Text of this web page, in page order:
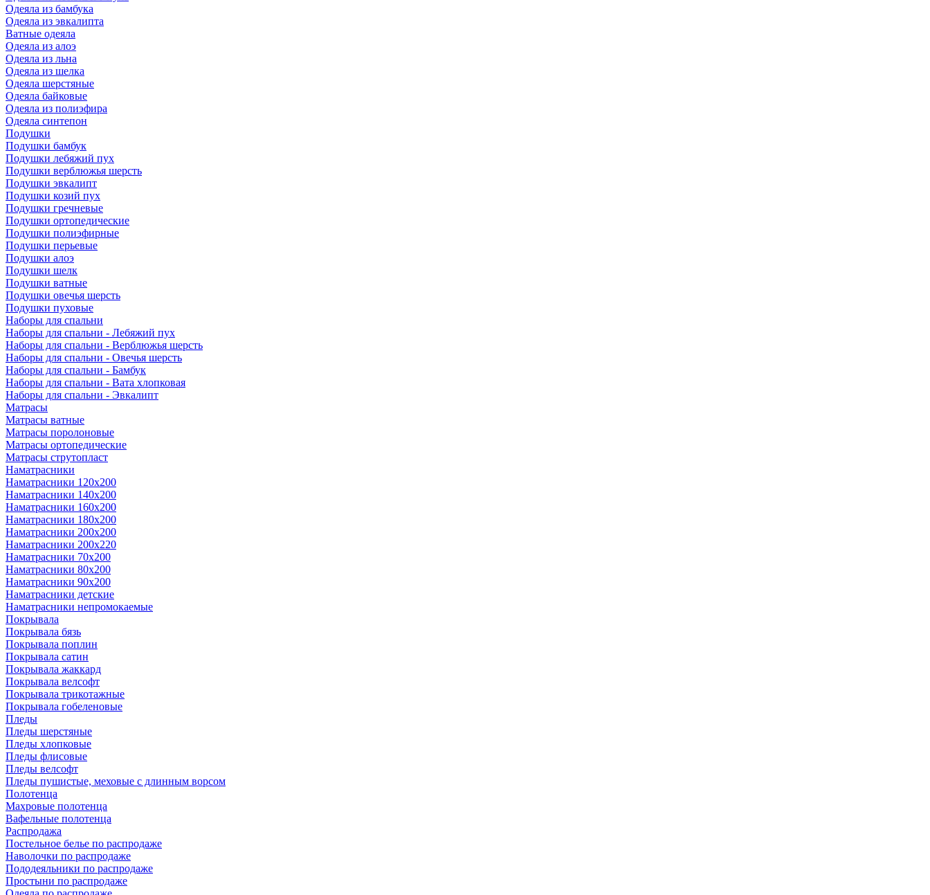
Одеяла из бамбука
Одеяла из эвкалипта
Ватные одеяла
Одеяла из алоэ
Одеяла из льна
Одеяла из шелка
Одеяла шерстяные
Одеяла байковые
Одеяла из полиэфира
Одеяла синтепон
Подушки
Подушки бамбук
Подушки лебяжий пух
Подушки верблюжья шерсть
Подушки эвкалипт
Подушки козий пух
Подушки гречневые
Подушки ортопедические
Подушки полиэфирные
Подушки перьевые
Подушки алоэ
Подушки шелк
Подушки ватные
Подушки овечья шерсть
Подушки пуховые
Наборы для спальни
Наборы для спальни - Лебяжий пух
Наборы для спальни - Верблюжья шерсть
Наборы для спальни - Овечья шерсть
Наборы для спальни - Бамбук
Наборы для спальни - Вата хлопковая
Наборы для спальни - Эвкалипт
Матрасы
Матрасы ватные
Матрасы поролоновые
Матрасы ортопедические
Матрасы струтопласт
Наматрасники
Наматрасники 120х200
Наматрасники 140х200
Наматрасники 160х200
Наматрасники 180х200
Наматрасники 200х200
Наматрасники 200х220
Наматрасники 70х200
Наматрасники 80х200
Наматрасники 90х200
Наматрасники детские
Наматрасники непромокаемые
Покрывала
Покрывала бязь
Покрывала поплин
Покрывала сатин
Покрывала жаккард
Покрывала велсофт
Покрывала трикотажные
Покрывала гобеленовые
Пледы
Пледы шерстяные
Пледы хлопковые
Пледы флисовые
Пледы велсофт
Пледы пушистые, меховые с длинным ворсом
Полотенца
Махровые полотенца
Вафельные полотенца
Распродажа
Постельное белье по распродаже
Наволочки по распродаже
Пододеяльники по распродаже
Простыни по распродаже